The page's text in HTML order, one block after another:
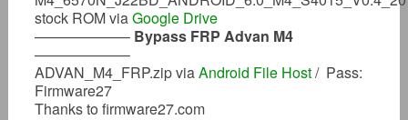
stock ROM viaGoogle Drive
——————– Bypass FRP Advan M4
——————–
ADVAN_M4_FRP.zip viaAndroid File Host/ Pass:
Firmware27
Thanks to firmware27.com